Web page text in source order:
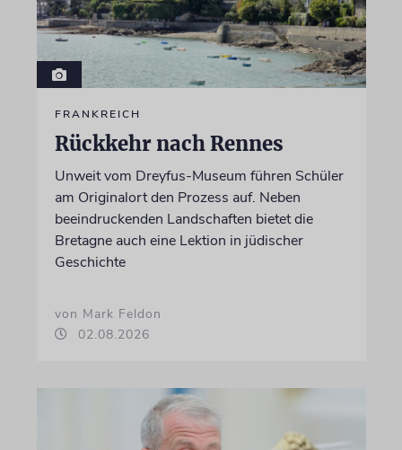
FRANKREICH
Rückkehr nach Rennes
Unweit vom Dreyfus-Museum führen Schüler
am Originalort den Prozess auf. Neben
beeindruckenden Landschaften bietet die
Bretagne auch eine Lektion in jüdischer
Geschichte
von Mark Feldon
02.08.2026